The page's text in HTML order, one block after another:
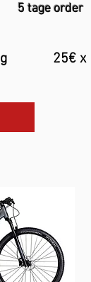
tage order
tag 25€ x